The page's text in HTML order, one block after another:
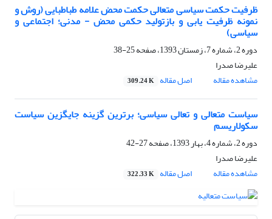
ظرفیت حکمت سیاسی متعالی حکمت محض علامه طباطبایی (روش و
نمونه ظرفیت یابی و بازتولید حکمی محض - مدنی؛ اجتماعی و
سیاسی)
دوره 2، شماره 7، زمستان 1393، صفحه
25-38
علیرضا صدرا
مشاهده مقاله
اصل مقاله 309.24 K
سیاست متعالی و تعالی سیاسی؛ برترین گزینه جایگزین سیاست
سکولاریسم
دوره 2، شماره 4، بهار 1393، صفحه
27-42
علیرضا صدرا
مشاهده مقاله
اصل مقاله 322.33 K